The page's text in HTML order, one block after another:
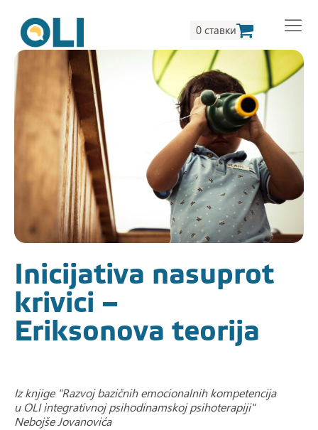
Inicijativa nasuprot
krivici –
Eriksonova teorija
Iz knjige "Razvoj bazičnih emocionalnih kompetencija
u OLI integrativnoj psihodinamskoj psihoterapiji"
Nebojše Jovanovića
0 ставки